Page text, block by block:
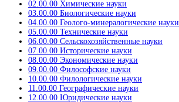
02.00.00 Химические науки
03.00.00 Биологические науки
04.00.00 Геолого-минералогические науки
05.00.00 Технические науки
06.00.00 Сельскохозяйственные науки
07.00.00 Исторические науки
08.00.00 Экономические науки
09.00.00 Философские науки
10.00.00 Филологические науки
11.00.00 Географические науки
12.00.00 Юридические науки